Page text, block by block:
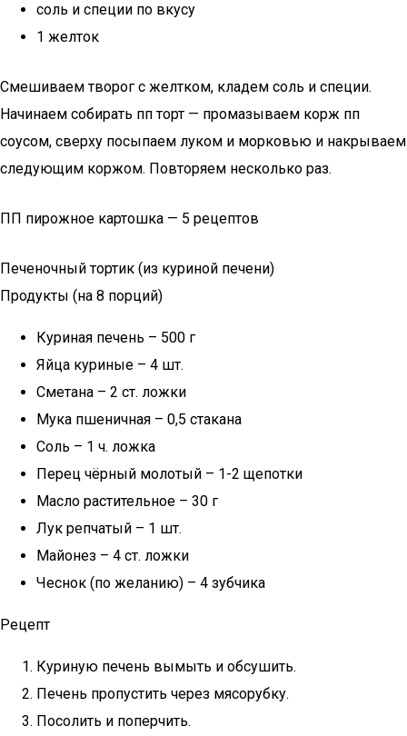
соль и специи по вкусу
1 желток
Смешиваем творог с желтком, кладем соль и специи.
Начинаем собирать пп торт — промазываем корж пп
соусом, сверху посыпаем луком и морковью и накрываем
следующим коржом. Повторяем несколько раз.
ПП пирожное картошка — 5 рецептов
Печеночный тортик (из куриной печени)
Продукты (на 8 порций)
Куриная печень – 500 г
Яйца куриные – 4 шт.
Сметана – 2 ст. ложки
Мука пшеничная – 0,5 стакана
Соль – 1 ч. ложка
Перец чёрный молотый – 1-2 щепотки
Масло растительное – 30 г
Лук репчатый – 1 шт.
Майонез – 4 ст. ложки
Чеснок (по желанию) – 4 зубчика
Рецепт
Куриную печень вымыть и обсушить.
Печень пропустить через мясорубку.
Посолить и поперчить.